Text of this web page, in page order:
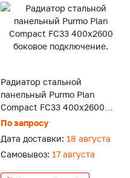
Радиатор стальной
панельный Purmo Plan
Compact FC33 400x2600
боковое подключение.
По запросу
Дата доставки: 18 августа
Самовывоз: 17 августа